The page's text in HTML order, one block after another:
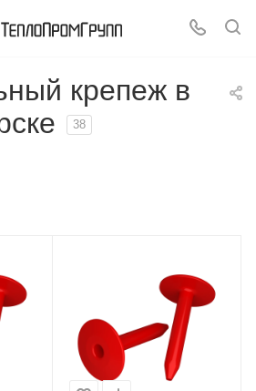
крепеж в
38